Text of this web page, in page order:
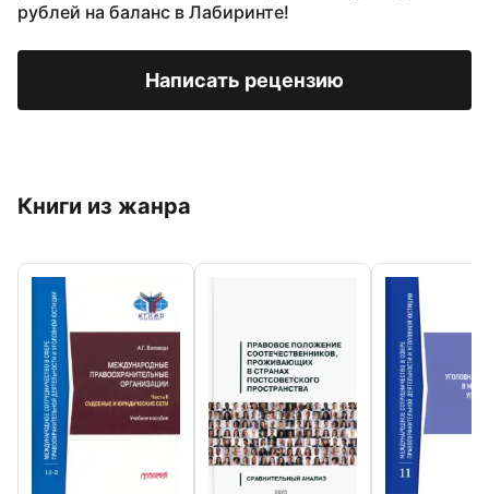
рублей на баланс в Лабиринте!
Написать рецензию
Книги из жанра